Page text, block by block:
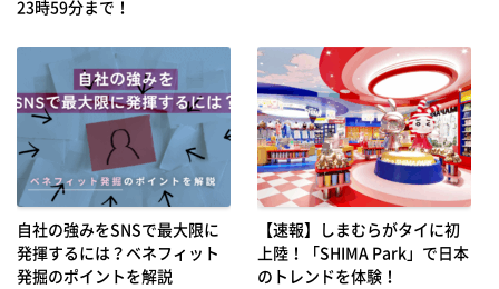
23時59分まで！
自社の強みをSNSで最大限に
発揮するには？ベネフィット
発掘のポイントを解説
【速報】しまむらがタイに初
上陸！「SHIMA Park」で日本
のトレンドを体験！